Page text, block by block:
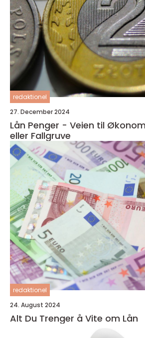
redaktionel
27. December 2024
Lån Penger - Veien til
eller Fallgruve
redaktionel
24. August 2024
Alt Du Trenger å Vite om Lån